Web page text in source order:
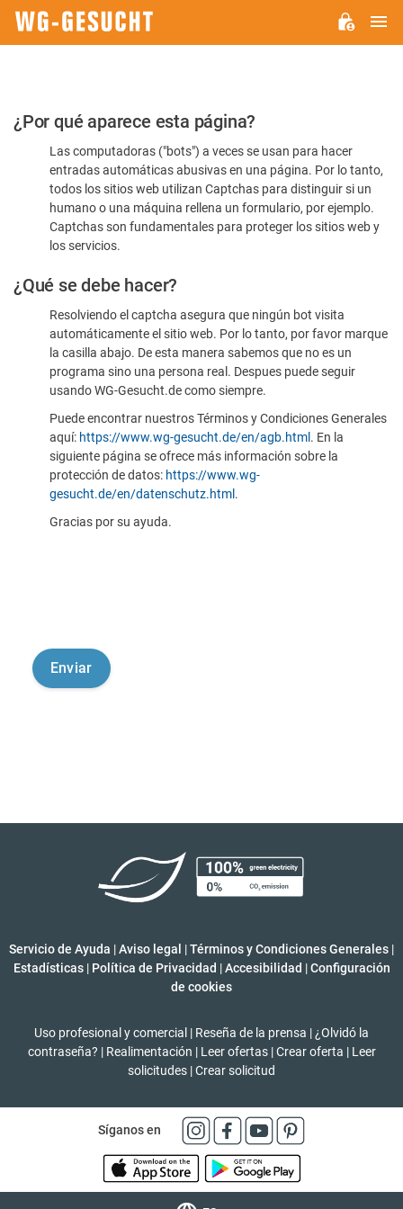
Por
favor,
confirme
humano
¿Por qué aparece esta página?
Las computadoras ("bots") a veces se usan para hacer
entradas automáticas abusivas en una página. Por lo tanto,
todos los sitios web utilizan Captchas para distinguir si un
humano o una máquina rellena un formulario, por ejemplo.
Captchas son fundamentales para proteger los sitios web y
los servicios.
¿Qué se debe hacer?
Resolviendo el captcha asegura que ningún bot visita
automáticamente el sitio web. Por lo tanto, por favor marque
la casilla abajo. De esta manera sabemos que no es un
programa sino una persona real. Despues puede seguir
usando WG-Gesucht.de como siempre.
Puede encontrar nuestros Términos y Condiciones Generales
aquí: https://www.wg-gesucht.de/en/agb.html . En la
siguiente página se ofrece más información sobre la
protección de datos: https://www.wg-
gesucht.de/en/datenschutz.html .
Gracias por su ayuda.
Servicio de Ayuda |Aviso legal |Términos y Condiciones Generales |
Estadísticas | Política de Privacidad | Accesibilidad | Configuración
de cookies
Uso profesional y comercial | Reseña de la prensa | ¿Olvidó la
contraseña? | Realimentación | Leer ofertas | Crear oferta | Leer
solicitudes |Crear solicitud
Síganos en